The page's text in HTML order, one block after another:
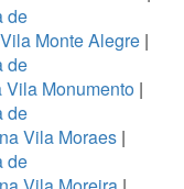
de
Monte Alegre |
de
Monumento|
de
Vila Moraes |
de